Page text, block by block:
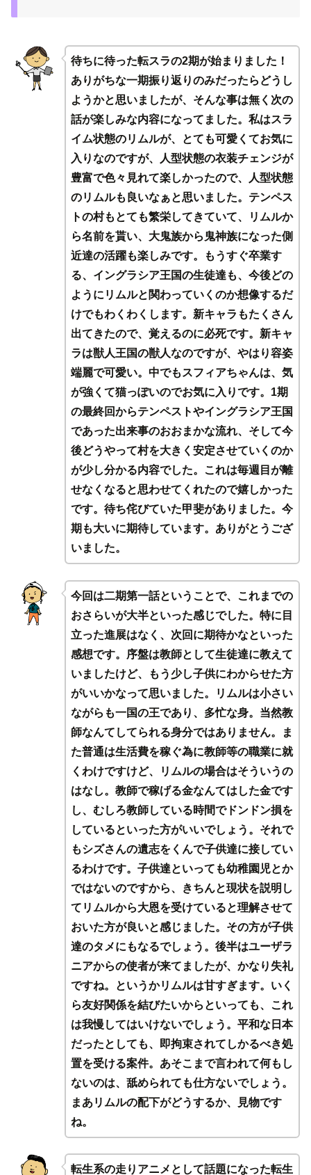
待ちに待った転スラの2期が始まりました！
ありがちな一期振り返りのみだったらどうし
ようかと思いましたが、そんな事は無く次の
話が楽しみな内容になってました。私はスラ
イム状態のリムルが、とても可愛くてお気に
入りなのですが、人型状態の衣装チェンジが
豊富で色々見れて楽しかったので、人型状態
のリムルも良いなぁと思いました。テンペス
トの村もとても繁栄してきていて、リムルか
ら名前を貰い、大鬼族から鬼神族になった側
近達の活躍も楽しみです。もうすぐ卒業す
る、イングラシア王国の生徒達も、今後どの
ようにリムルと関わっていくのか想像するだ
けでもわくわくします。新キャラもたくさん
出てきたので、覚えるのに必死です。新キャ
ラは獣人王国の獣人なのですが、やはり容姿
端麗で可愛い。中でもスフィアちゃんは、気
が強くて猫っぽいのでお気に入りです。1期
の最終回からテンペストやイングラシア王国
であった出来事のおおまかな流れ、そして今
後どうやって村を大きく安定させていくのか
が少し分かる内容でした。これは毎週目が離
せなくなると思わせてくれたので嬉しかった
です。待ち侘びていた甲斐がありました。今
期も大いに期待しています。ありがとうござ
いました。
今回は二期第一話ということで、これまでの
おさらいが大半といった感じでした。特に目
立った進展はなく、次回に期待かなといった
感想です。序盤は教師として生徒達に教えて
いましたけど、もう少し子供にわからせた方
がいいかなって思いました。リムルは小さい
ながらも一国の王であり、多忙な身。当然教
師なんてしてられる身分ではありません。ま
た普通は生活費を稼ぐ為に教師等の職業に就
くわけですけど、リムルの場合はそういうの
はなし。教師で稼げる金なんてはした金です
し、むしろ教師している時間でドンドン損を
しているといった方がいいでしょう。それで
もシズさんの遺志をくんで子供達に接してい
るわけです。子供達といっても幼稚園児とか
ではないのですから、きちんと現状を説明し
てリムルから大恩を受けていると理解させて
おいた方が良いと感じました。その方が子供
達のタメにもなるでしょう。後半はユーザラ
ニアからの使者が来てましたが、かなり失礼
ですね。というかリムルは甘すぎます。いく
ら友好関係を結びたいからといっても、これ
は我慢してはいけないでしょう。平和な日本
だったとしても、即拘束されてしかるべき処
置を受ける案件。あそこまで言われて何もし
ないのは、舐められても仕方ないでしょう。
まあリムルの配下がどうするか、見物です
ね。
転生系の走りアニメとして話題になった転生